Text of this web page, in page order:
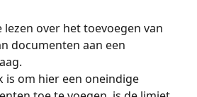
lezen over het toevoegen van
documenten aan een
is om hier een oneindige